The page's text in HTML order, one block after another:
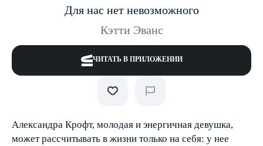
Для нас нет невозможного
Кэтти Эванс
ЧИТАТЬ В ПРИЛОЖЕНИИ
Александра Крофт, молодая и энергичная девушка,
может рассчитывать в жизни только на себя: у нее